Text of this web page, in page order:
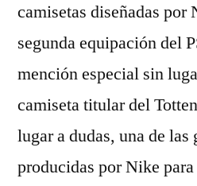
camisetas diseñadas
segunda equipación del
mención especial sin
camiseta titular del
lugar a dudas, una de las
producidas por Nike para